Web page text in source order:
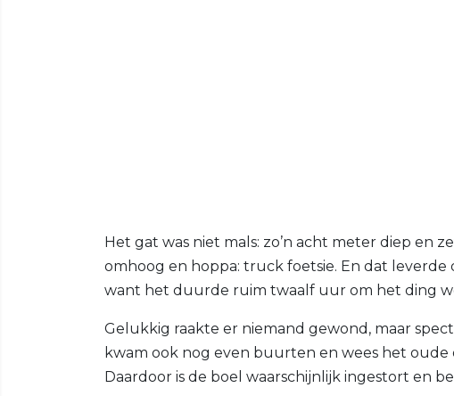
Het gat was niet mals: zo’n acht meter diep en
omhoog en hoppa: truck foetsie. En dat
want het duurde ruim twaalf uur om het ding
Gelukkig raakte er niemand gewond, maar
kwam ook nog even buurten en wees het oude
Daardoor is de boel waarschijnlijk ingestort en